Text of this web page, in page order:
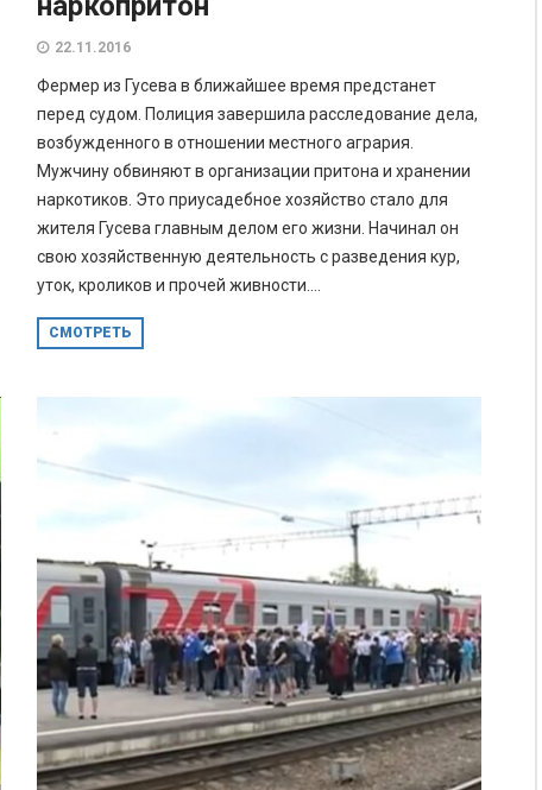
22.11.2016
Фермер из Гусева в ближайшее время предстанет
перед судом. Полиция завершила расследование дела,
возбужденного в отношении местного агрария.
Мужчину обвиняют в организации притона и хранении
наркотиков. Это приусадебное хозяйство стало для
жителя Гусева главным делом его жизни. Начинал он
свою хозяйственную деятельность с разведения кур,
уток, кроликов и прочей живности....
СМОТРЕТЬ